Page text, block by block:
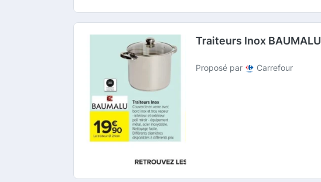
Traiteurs Inox BAUMALU
Proposé par Carrefour